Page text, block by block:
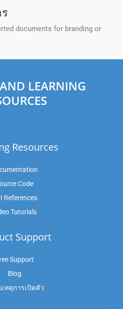
documents for branding or
LEARNING
Resources
Code
References
Tutorials
Support
Support
Blog
หตุการเปิดตัว